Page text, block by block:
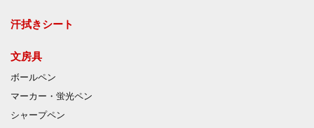
汗拭きシート
文房具
ボールペン
マーカー・蛍光ペン
シャープペン